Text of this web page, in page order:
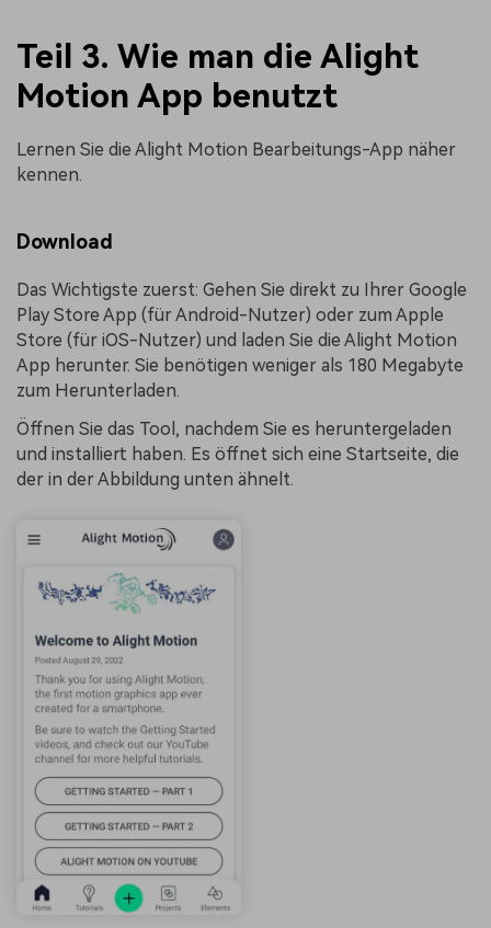
Teil 3. Wie man die Alight
Motion App benutzt
Lernen Sie die Alight Motion Bearbeitungs-App näher
kennen.
Download
Das Wichtigste zuerst: Gehen Sie direkt zu Ihrer Google
Play Store App (für Android-Nutzer) oder zum Apple
Store (für iOS-Nutzer) und laden Sie die Alight Motion
App herunter. Sie benötigen weniger als 180 Megabyte
zum Herunterladen.
Öffnen Sie das Tool, nachdem Sie es heruntergeladen
und installiert haben. Es öffnet sich eine Startseite, die
der in der Abbildung unten ähnelt.